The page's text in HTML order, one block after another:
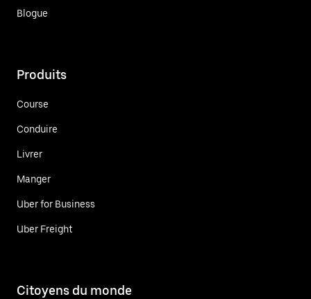
Blogue
Produits
Course
Conduire
Livrer
Manger
Uber for Business
Uber Freight
Citoyens du monde